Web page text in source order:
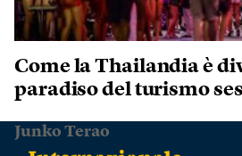
Come la Thailandia è
paradiso del turismo
Junko Terao